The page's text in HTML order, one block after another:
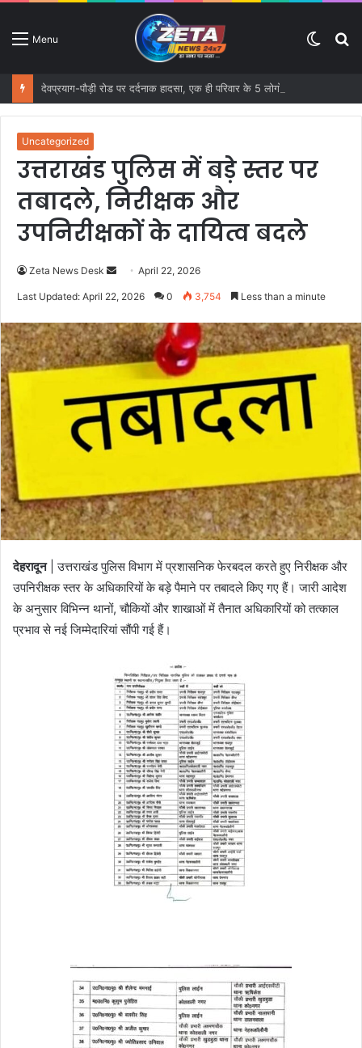
Menu
Switch
Uncategorized
उत्तराखंड पुलिस में बड़े स्तर पर
तबादले, निरीक्षक और
उपनिरीक्षकों के दायित्व बदले
Zeta News Desk
d
a
n
a
April 22, 2026
Last Updated: April 22, 2026 0 3,754 Less than a minute
देहरादून| उत्तराखंड पुलिस विभाग में प्रशासनिक फेरबदल करते हुए निरीक्षक और
उपनिरीक्षक स्तर के अधिकारियों के बड़े पैमाने पर तबादले किए गए हैं। जारी आदेश
के अनुसार विभिन्न थानों, चौकियों और शाखाओं में तैनात अधिकारियों को तत्काल
प्रभाव से नई जिम्मेदारियां सौंपी गई हैं।